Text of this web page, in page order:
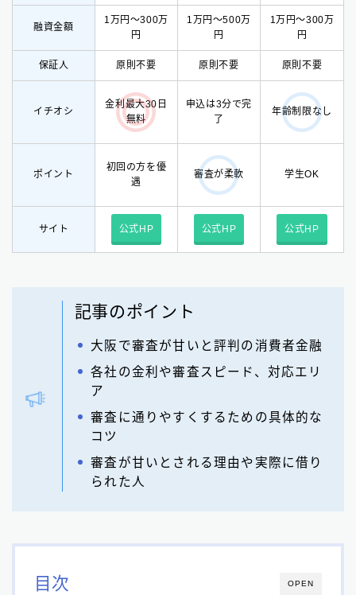
融資金額
1万円〜300万
円
1万円〜500万
円
1万円〜300万
円
保証人 原則不要 原則不要 原則不要
イチオシ
金利最大30日
無料
申込は3分で完
了
年齢制限なし
ポイント
初回の方を優
遇
審査が柔軟 学生OK
サイト 公式HP 公式HP 公式HP
記事のポイント
大阪で審査が甘いと評判の消費者金融
各社の金利や審査スピード、対応エリ
ア
審査に通りやすくするための具体的な
コツ
審査が甘いとされる理由や実際に借り
られた人
OPEN
目次